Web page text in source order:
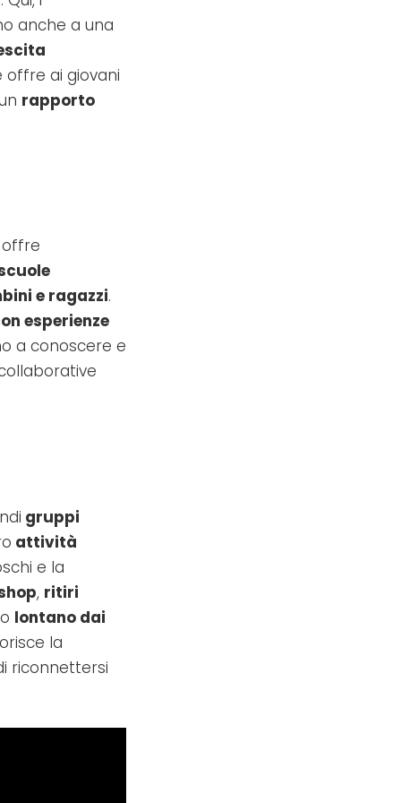
anche a una
ai giovani
rapporto
e ragazzi.
esperienze
a conoscere e
gruppi
attività
e la
, ritiri
lontano dai
la
riconnettersi